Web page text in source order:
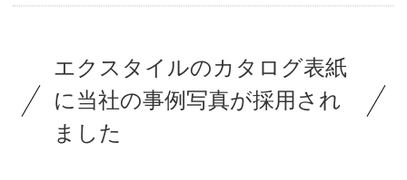
エクスタイルのカタログ表紙
に当社の事例写真が採用され
ました